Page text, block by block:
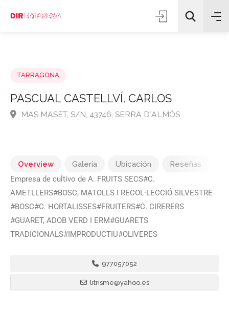
PASCUAL CASTELLVÍ, CARLOS
Overview Galería Ubicación
Reseñas
Empresa de cultivo de A. FRUITS SECS#C.
AMETLLERS#BOSC, MATOLLS I RECOL·LECCIÓ SILVESTRE
#BOSC#C. HORTALISSES#FRUITERS#C. CIRERERS
#GUARET, ADOB VERD I ERM#GUARETS
TRADICIONALS#IMPRODUCTIU#OLIVERES
977057052
litrisme@yahoo.es